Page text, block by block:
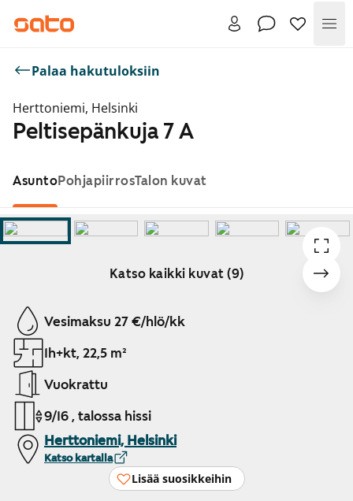
Palaa hakutuloksiin
Herttoniemi, Helsinki
Peltisepänkuja 7 A
AsuntoPohjapiirrosTalon kuvat
Katso kaikki kuvat (9)
Näytetään dia 1 / 9
Vesimaksu 27 €/hlö/kk
1h+kt, 22,5 m²
Vuokrattu
9/16 , talossa hissi
Herttoniemi, Helsinki
Katso kartalla
Lisää suosikkeihin